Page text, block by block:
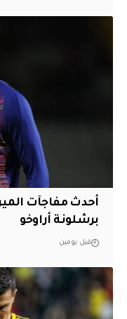
أحدث مفاجآت
برشلونة أراوخو
قبل يومين